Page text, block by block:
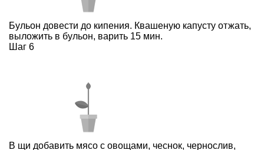
Бульон довести до кипения. Квашеную капусту отжать,
выложить в бульон, варить 15 мин.
Шаг 6
В щи добавить мясо с овощами, чеснок, чернослив,